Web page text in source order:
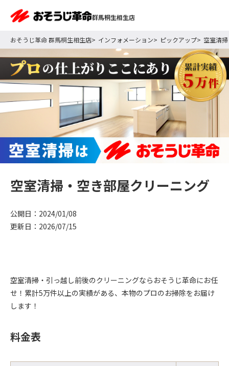
群馬桐生相生店
おそうじ革命 群馬桐生相生店 インフォメーション ピックアップ 空室清
空室清掃・空き部屋クリーニング
公開日：2024/01/08
更新日：2026/07/15
空室清掃・引っ越し前後のクリーニングならおそうじ革命にお任
せ！累計5万件以上の実績がある、本物のプロのお掃除をお届け
します！
料金表